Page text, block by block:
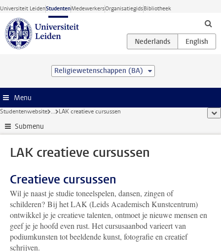
Ga direct naar de inhoud
Universiteit LeidenStudentenMedewerkersOrganisatiegidsBibliotheek
Religiewetenschappen (BA)
Menu
Studentenwebsite ... LAK creatieve cursussen
Submenu
LAK creatieve cursussen
Creatieve cursussen
Wil je naast je studie toneelspelen, dansen, zingen of
schilderen? Bij het LAK (Leids Academisch Kunstcentrum)
ontwikkel je je creatieve talenten, ontmoet je nieuwe mensen en
geef je je hoofd even rust. Het cursusaanbod varieert van
podiumkunsten tot beeldende kunst, fotografie en creatief
schrijven.